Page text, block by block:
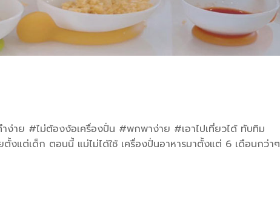
ง่าย #ไม่ต้องง้อเครื่องปั่น #พกพาง่าย #เอาไปเที่ยวได้ ทับทิม
งแต่เด็ก ตอนนี้ แม่ไม่ได้ใช้ เครื่องปั่นอาหารมาตั้งแต่ 6 เดือนกว่าๆ